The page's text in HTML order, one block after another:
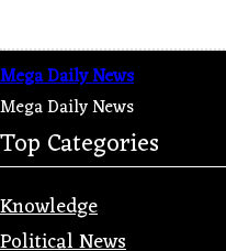
Mega Daily News
Mega Daily News
Top Categories
Knowledge
Political News